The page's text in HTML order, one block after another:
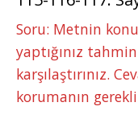
Soru: Metnin
yaptığınız
karşılaştırınız.
korumanın